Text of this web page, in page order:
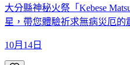
大分縣神秘火祭「Kebese
星，帶您體驗祈求無病災厄的
10月14日